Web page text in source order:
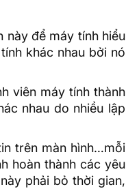
này để máy tính hiểu
khác nhau bởi nó
viên máy tính thành
nhau do nhiều lập
trên màn hình…mỗi
hoàn thành các yêu
phải bỏ thời gian,